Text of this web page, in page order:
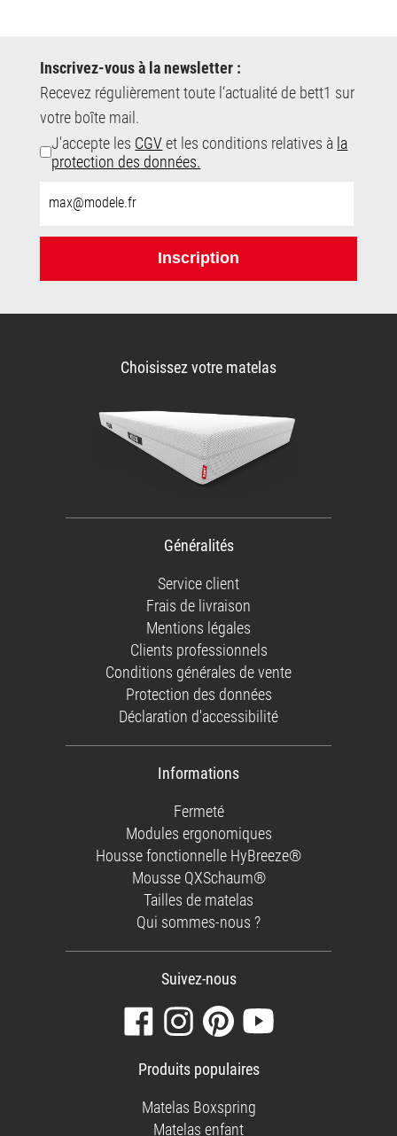
Inscrivez-vous à la newsletter :
Recevez régulièrement toute l‘actualité de bett1 sur
votre boîte mail.
J'accepte les CGVet les conditions relatives à la
protection des données.
Mail-
Inscription
Choisissez votre matelas
Généralités
Service client
Frais de livraison
Mentions légales
Clients professionnels
Conditions générales de vente
Protection des données
Déclaration d'accessibilité
Informations
Fermeté
Modules ergonomiques
Housse fonctionnelle HyBreeze®
Mousse QXSchaum®
Tailles de matelas
Qui sommes-nous ?
Suivez-nous
Visitez
notre
page
Facebook
Suivez-
nous
Instagram
Retrouvez-
nous
Regardez
Produits populaires
Matelas Boxspring
Matelas enfant